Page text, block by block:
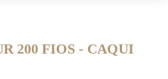
200 FIOS - CAQUI